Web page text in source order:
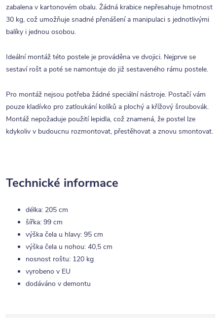
zabalena v kartonovém obalu. Žádná krabice nepřesahuje hmotnost
30 kg, což umožňuje snadné přenášení a manipulaci s jednotlivými
balíky i jednou osobou.
Ideální montáž této postele je prováděna ve dvojici. Nejprve se
sestaví rošt a poté se namontuje do již sestaveného rámu postele.
Pro montáž nejsou potřeba žádné speciální nástroje. Postačí vám
pouze kladívko pro zatloukání kolíků a plochý a křížový šroubovák.
Montáž nepožaduje použití lepidla, což znamená, že postel lze
kdykoliv v budoucnu rozmontovat, přestěhovat a znovu smontovat.
Technické informace
délka: 205 cm
šířka: 99 cm
výška čela u hlavy: 95 cm
výška čela u nohou: 40,5 cm
nosnost roštu: 120 kg
vyrobeno v EU
dodáváno v demontu